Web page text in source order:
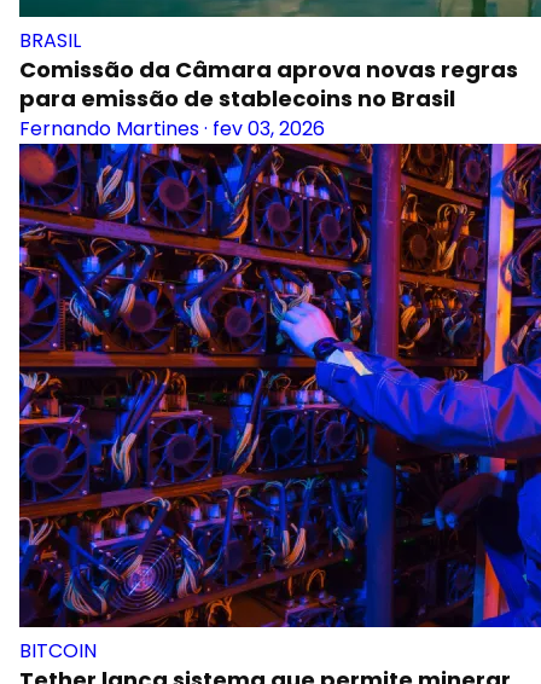
BRASIL
Comissão da Câmara aprova novas regras
para emissão de stablecoins no Brasil
Fernando Martines· fev 03, 2026
BITCOIN